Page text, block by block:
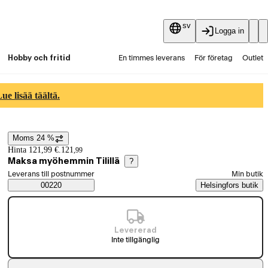
sv
Logga in
Hobby och fritid En timmes leverans För företag Outlet
lisää täältä.
Prisinformation
Moms 24 %
Hinta 121,99 €. 121,99
Maksa myöhemmin Tilillä ?
Saatavuustiedot
Välj beställningssätt
Leverans till postnummer
00220
Min butik
Helsingfors butik
Levererad
Inte tillgänglig